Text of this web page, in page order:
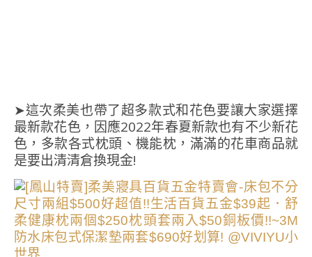
➤這次柔美也帶了超多款式和花色要讓大家選擇
最新款花色，因應2022年春夏新款也有不少新花
色，多款各式枕頭、機能枕，滿滿的花車商品就
是要出清清倉換現金!